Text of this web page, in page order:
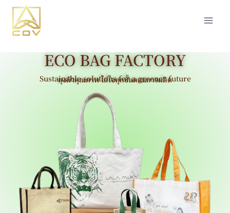
ECO BAG FACTORY
Sustainable solutions for a greener future
ถุงผ้าคุณภาพ ใส่ใจทุกขั้นตอนการผลิต